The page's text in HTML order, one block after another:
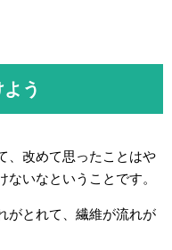
う
、改めて思ったことはや
いなということです。
がとれて、繊維が流れが